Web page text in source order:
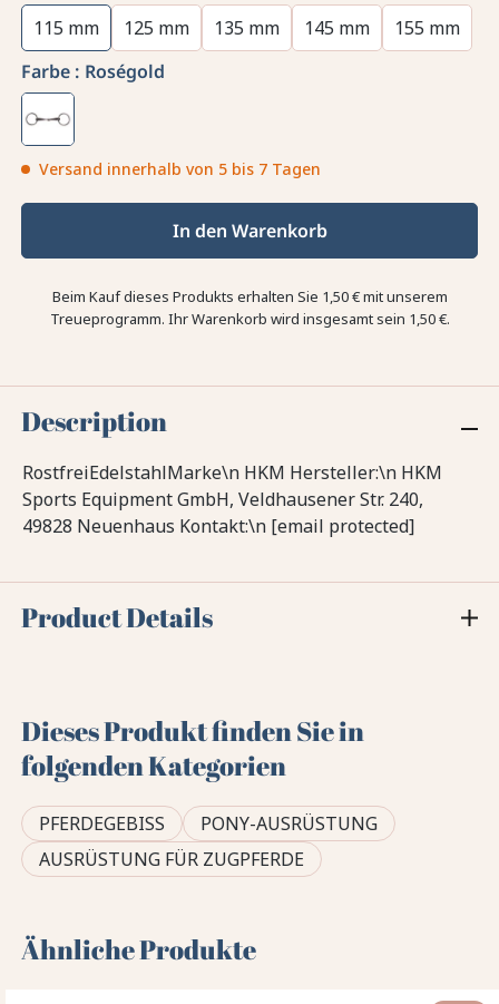
115 mm 125 mm 135 mm 145 mm
155 mm
Farbe : Roségold
Versand innerhalb von 5 bis 7 Tagen
In den Warenkorb
Beim Kauf dieses Produkts erhalten Sie 1,50 €mit unserem
Treueprogramm. Ihr Warenkorb wird insgesamt sein 1,50 €.
Description
RostfreiEdelstahlMarke\n HKM Hersteller:\n HKM
Sports Equipment GmbH, Veldhausener Str. 240,
49828 Neuenhaus Kontakt:\n [email protected]
Product Details
Dieses Produkt finden Sie in
folgenden Kategorien
PFERDEGEBISS
PONY-AUSRÜSTUNG
AUSRÜSTUNG FÜR ZUGPFERDE
Ähnliche Produkte